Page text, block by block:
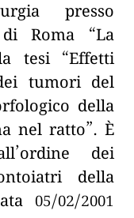
presso
Roma “La
tesi “Effetti
tumori del
della
nel ratto”. È
dei
della
05/02/2001